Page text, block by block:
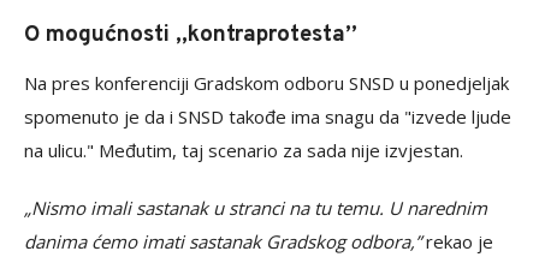
O mogućnosti „kontraprotesta”
Na pres konferenciji Gradskom odboru SNSD u ponedjeljak
spomenuto je da i SNSD takođe ima snagu da "izvede ljude
na ulicu." Međutim, taj scenario za sada nije izvjestan.
„Nismo imali sastanak u stranci na tu temu. U narednim
danima ćemo imati sastanak Gradskog odbora,”rekao je